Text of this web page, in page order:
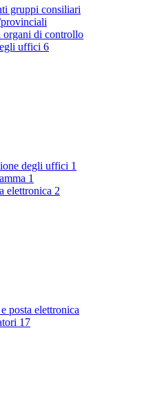
gruppi consiliari
organi di controllo
uffici 6
degli uffici 1
1
elettronica 2
posta elettronica
17